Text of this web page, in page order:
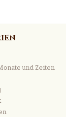
und Zeiten